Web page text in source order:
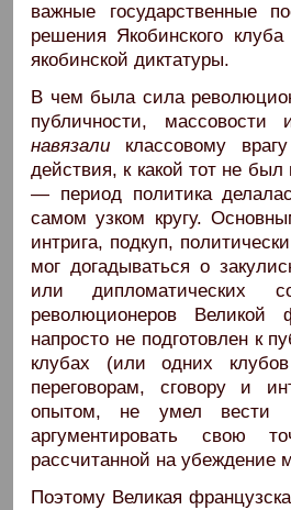
важные государственные
решения Якобинского
якобинской диктатуры.
В чем была сила
публичности,
навязали классовому
действия, к какой тот не
— период политика
самом узком кругу.
интрига, подкуп,
мог догадываться о
или дипломатических
революционеров Великой
напросто не подготовлен к
клубах (или одних
переговорам, сговору и
опытом, не умел вести
аргументировать свою
рассчитанной на убеждение
Поэтому Великая